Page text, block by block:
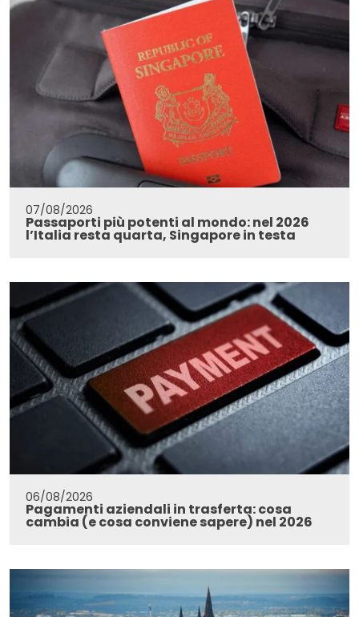
07/08/2026
Passaporti più potenti al mondo: nel 2026
l’Italia resta quarta, Singapore in testa
06/08/2026
Pagamenti aziendali in trasferta: cosa
cambia (e cosa conviene sapere) nel 2026